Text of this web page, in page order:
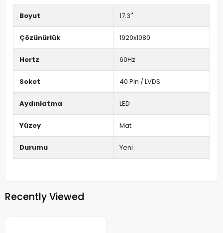
Boyut 17.3''
Çözünürlük 1920x1080
Hertz 60Hz
Soket 40 Pin / LVDS
Aydınlatma LED
Yüzey Mat
Durumu Yeni
Recently Viewed